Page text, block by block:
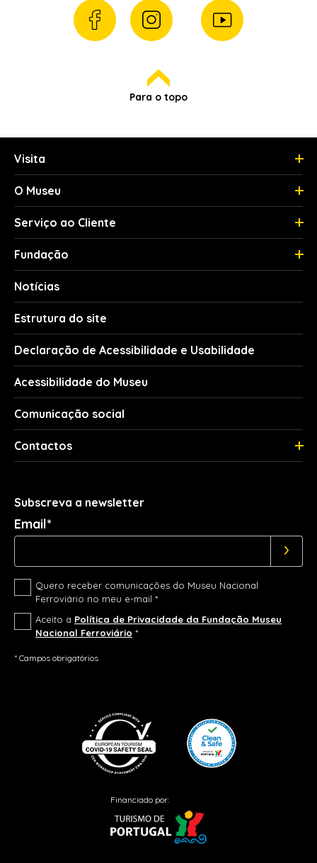
Para o topo
Visita
O Museu
Serviço ao Cliente
Fundação
Notícias
Estrutura do site
Declaração de Acessibilidade e Usabilidade
Acessibilidade do Museu
Comunicação social
Contactos
Subscreva a newsletter
Email*
Quero receber comunicações do Museu Nacional
Ferroviário no meu e-mail *
Aceito a Política de Privacidade da Fundação Museu
Nacional Ferroviário *
* Campos obrigatórios
Financiado por: